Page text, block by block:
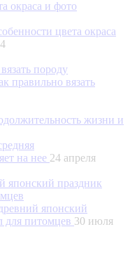
цвета окраса
правильно вязать
на нее 24 апреля
японский
для питомцев 30 июля